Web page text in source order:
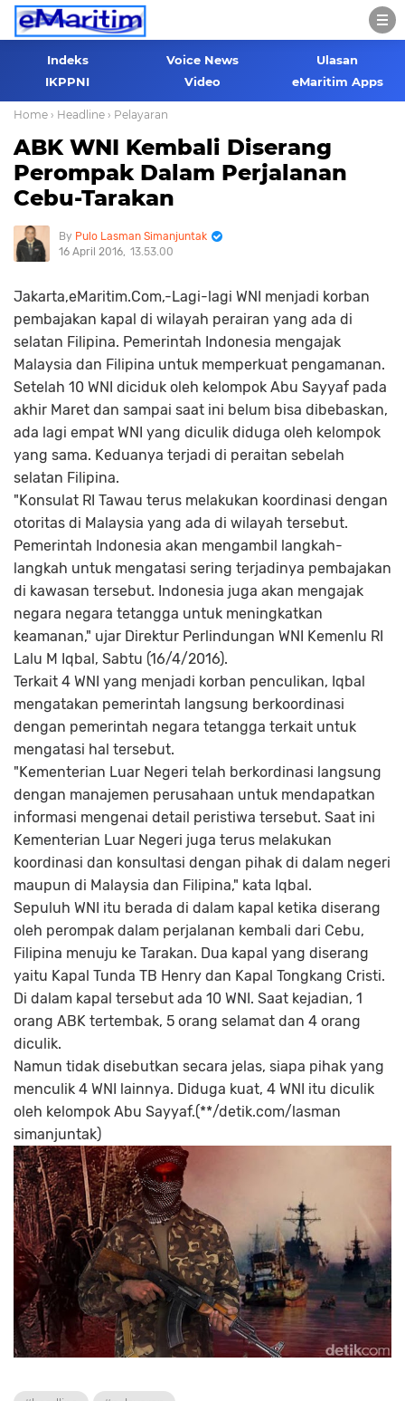
Indeks Voice News
Ulasan
IKPPNI
Video eMaritim Apps
Home › Headline › Pelayaran
ABK WNI Kembali Diserang
Perompak Dalam Perjalanan
Cebu-Tarakan
Pulo Lasman Simanjuntak
16 April 2016 13.53.00
Jakarta,eMaritim.Com,-Lagi-lagi WNI menjadi korban
pembajakan kapal di wilayah perairan yang ada di
selatan Filipina. Pemerintah Indonesia mengajak
Malaysia dan Filipina untuk memperkuat pengamanan.
Setelah 10 WNI diciduk oleh kelompok Abu Sayyaf pada
akhir Maret dan sampai saat ini belum bisa dibebaskan,
ada lagi empat WNI yang diculik diduga oleh kelompok
yang sama. Keduanya terjadi di peraitan sebelah
selatan Filipina.
"Konsulat RI Tawau terus melakukan koordinasi dengan
otoritas di Malaysia yang ada di wilayah tersebut.
Pemerintah Indonesia akan mengambil langkah-
langkah untuk mengatasi sering terjadinya pembajakan
di kawasan tersebut. Indonesia juga akan mengajak
negara negara tetangga untuk meningkatkan
keamanan," ujar Direktur Perlindungan WNI Kemenlu RI
Lalu M Iqbal, Sabtu (16/4/2016).
Terkait 4 WNI yang menjadi korban penculikan, Iqbal
mengatakan pemerintah langsung berkoordinasi
dengan pemerintah negara tetangga terkait untuk
mengatasi hal tersebut.
"Kementerian Luar Negeri telah berkordinasi langsung
dengan manajemen perusahaan untuk mendapatkan
informasi mengenai detail peristiwa tersebut. Saat ini
Kementerian Luar Negeri juga terus melakukan
koordinasi dan konsultasi dengan pihak di dalam negeri
maupun di Malaysia dan Filipina," kata Iqbal.
Sepuluh WNI itu berada di dalam kapal ketika diserang
oleh perompak dalam perjalanan kembali dari Cebu,
Filipina menuju ke Tarakan. Dua kapal yang diserang
yaitu Kapal Tunda TB Henry dan Kapal Tongkang Cristi.
Di dalam kapal tersebut ada 10 WNI. Saat kejadian, 1
orang ABK tertembak, 5 orang selamat dan 4 orang
diculik.
Namun tidak disebutkan secara jelas, siapa pihak yang
menculik 4 WNI lainnya. Diduga kuat, 4 WNI itu diculik
oleh kelompok Abu Sayyaf.(**/detik.com/lasman
simanjuntak)